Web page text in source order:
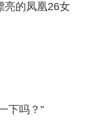
亮的凤凰26女
下吗？”